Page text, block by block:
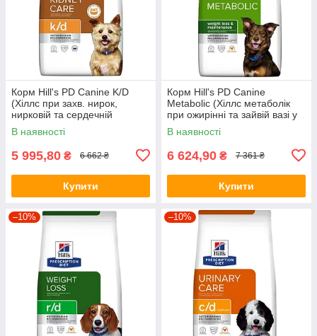
Корм Hill's PD Canine K/D
(Хіллс при захв. нирок,
нирковій та сердечній
недост-ті у собак), 12кг.
В наявності
5 995,80 ₴ 6 662 ₴
Купити
Корм Hill's PD Canine
Metabolic (Хіллс метаболік
при ожирінні та зайвій вазі у
собак), 12кг.
В наявності
6 624,90 ₴ 7 361 ₴
Купити
–10% –10%